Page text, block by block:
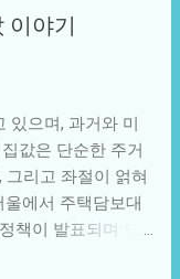
서 그는 여러 사람
게 지나치지 말아
해주었다. 여인은
신에 주의를 기울
려움이 얽힌 마음
음료의 종류가 다
랜드의 정체성과
의 의미를 지닌다.
스페이스이며, 생
, 밀레니얼 세대와
기며, 이를 커뮤니
타벅스의 음료 품
이야기
있으며, 과거와 미
값은 단순한 주거
리고 좌절이 얽혀
에서 주택담보대
책이 발표되며 또